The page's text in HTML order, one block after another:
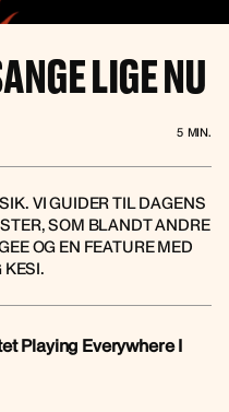
LIGE NU
5 MIN.
VI GUIDER TIL DAGENS
SOM BLANDT ANDRE
OG EN FEATURE MED
KESI.
Playing Everywhere I